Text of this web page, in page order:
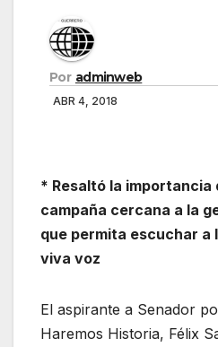
Por adminweb
ABR 4, 2018
* Resaltó la importancia
campaña cercana a la
que permita escuchar a
viva voz
El aspirante a Senador
Haremos Historia, Félix